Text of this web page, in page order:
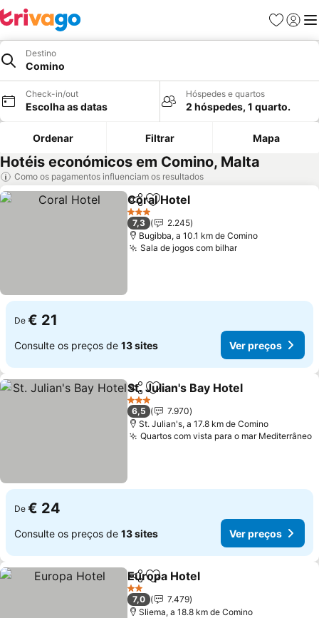
Favoritos
Iniciar
Destino
Comino
Check-in/out
Escolha as datas
Hóspedes e quartos
2 hóspedes, 1 quarto.
Ordenar Filtrar Mapa
Hotéis económicos em Comino, Malta
Como os pagamentos influenciam os resultados
PartilharAdicionar aos favoritos
Coral Hotel
3 Estrelas
7,3
2.245
Bugibba, a 10.1 km de Comino
Sala de jogos com bilhar
De € 21
Consulte os preços de 13 sites Ver preços
PartilharAdicionar aos favoritos
St. Julian's Bay Hotel
3 Estrelas
6,5
7.970
St. Julian's, a 17.8 km de Comino
Quartos com vista para o mar Mediterrâneo
De € 24
Consulte os preços de 13 sites Ver preços
PartilharAdicionar aos favoritos
Europa Hotel
2 Estrelas
7,0
7.479
Sliema, a 18.8 km de Comino